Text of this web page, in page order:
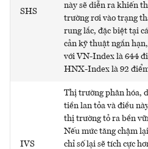
SHS
này sẽ diễn ra khiến
trường rơi vào trạng
rung lắc, đặc biệt tại
cản kỹ thuật ngắn
với VN-Index là 644
HNX-Index là 92
IVS
Thị trường phân hóa,
tiền lan tỏa và điều
thị trường tỏ ra bền
Nếu mức tăng chậm
chỉ số lại sẽ tích cực